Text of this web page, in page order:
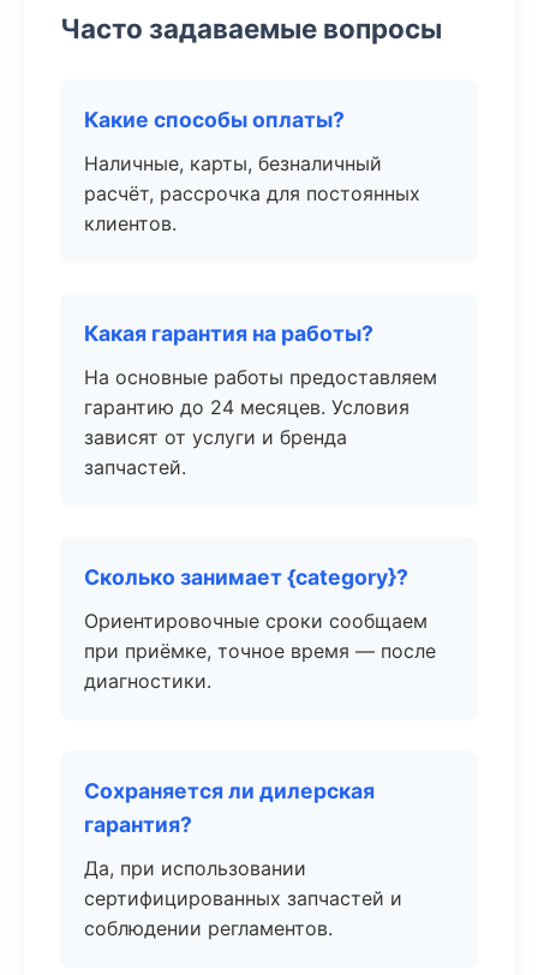
Часто задаваемые вопросы
Какие способы оплаты?
Наличные, карты, безналичный
расчёт, рассрочка для постоянных
клиентов.
Какая гарантия на работы?
На основные работы предоставляем
гарантию до 24 месяцев. Условия
зависят от услуги и бренда
запчастей.
Сколько занимает {category}?
Ориентировочные сроки сообщаем
при приёмке, точное время — после
диагностики.
Сохраняется ли дилерская
гарантия?
Да, при использовании
сертифицированных запчастей и
соблюдении регламентов.